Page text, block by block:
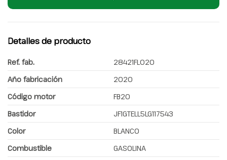
Detalles de producto
Ref. fab.
28421FL020
Año fabricación
2020
Código motor
FB20
Bastidor
JF1GTELL5LG117543
Color
BLANCO
Combustible
GASOLINA